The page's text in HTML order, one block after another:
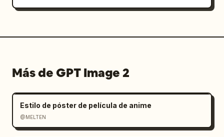
        "title": "8. Zapatos (talla de
negro con correa",
Más de GPT Image 2
Estilo de póster de película de anime
@MELTEN